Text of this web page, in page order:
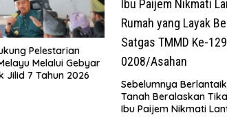
Berlantaikan
Beralaskan Tikar, Kini
Jumat Berkah
Puluh,
Salurkan
Petani di